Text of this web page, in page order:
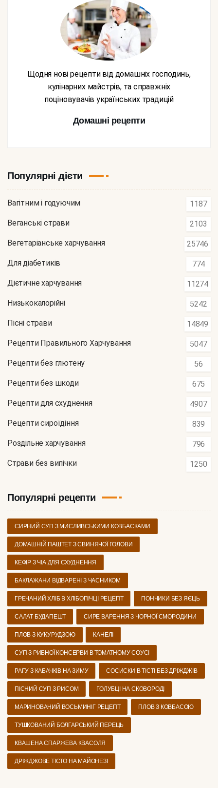
Щодня нові рецепти від домашніх господинь,
кулінарних майстрів, та справжніх
поціновувачів українських традицій
Домашні рецепти
Популярні дієти
Вагітним і годуючим 1187
Веганські страви 2103
Вегетаріанське харчування 25746
Для діабетиків 774
Дієтичне харчування 11274
Низькокалорійні 5242
Пісні страви 14849
Рецепти Правильного Харчування 5047
Рецепти без глютену 56
Рецепти без шкоди 675
Рецепти для схуднення 4907
Рецепти сироїдіння 839
Роздільне харчування 796
Страви без випічки 1250
Популярні рецепти
СИРНИЙ СУП З МИСЛИВСЬКИМИ КОВБАСКАМИ
ДОМАШНІЙ ПАШТЕТ З СВИНЯЧОЇ ГОЛОВИ
КЕФІР З ЧІА ДЛЯ СХУДНЕННЯ
БАКЛАЖАНИ ВІДВАРЕНІ З ЧАСНИКОМ
ГРЕЧАНИЙ ХЛІБ В ХЛІБОПІЧЦІ РЕЦЕПТ ПОНЧИКИ БЕЗ ЯЄЦЬ
САЛАТ БУДАПЕШТ СИРЕ ВАРЕННЯ З ЧОРНОЇ СМОРОДИНИ
ПЛОВ З КУКУРУДЗОЮ КАНЕЛІ
СУП З РИБНОЇ КОНСЕРВИ В ТОМАТНОМУ СОУСІ
РАГУ З КАБАЧКІВ НА ЗИМУ СОСИСКИ В ТІСТІ БЕЗ ДРІЖДЖІВ
ПІСНИЙ СУП З РИСОМ ГОЛУБЦІ НА СКОВОРОДІ
МАРИНОВАНИЙ ВОСЬМИНІГ РЕЦЕПТ ПЛОВ З КОВБАСОЮ
ТУШКОВАНИЙ БОЛГАРСЬКИЙ ПЕРЕЦЬ
КВАШЕНА СПАРЖЕВА КВАСОЛЯ
ДРІЖДЖОВЕ ТІСТО НА МАЙОНЕЗІ